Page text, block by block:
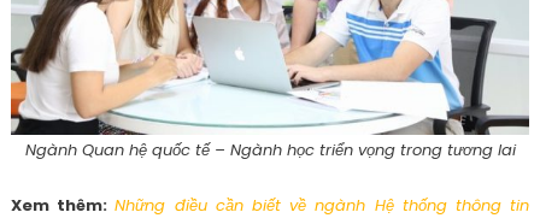
Ngành Quan hệ quốc tế – Ngành học triển vọng trong tương lai
Xem thêm: Những điều cần biết về ngành Hệ thống thông tin